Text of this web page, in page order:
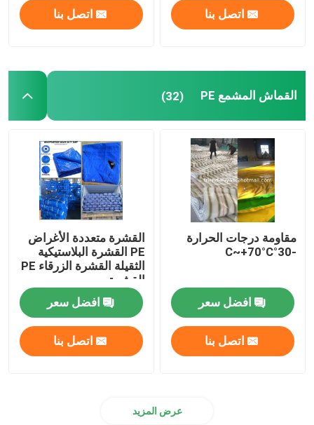
الشبكة المقاومة للقلي
ستارة باب بلاستيكية مغناطيسية
الزناد والحلقة
غطاء التربة من البولي بروبيلين
اتصل بنا اتصل بنا
القماش المشمع PE (32)
مقاومة درجات الحرارة
-30°C~+70°C
افضل سعر
اتصل بنا
القشرة متعددة الأغراض
PE القشرة البلاستيكية
الثقيلة القشرة الزرقاء PE
القشرة
افضل سعر
اتصل بنا
عرض المزيد